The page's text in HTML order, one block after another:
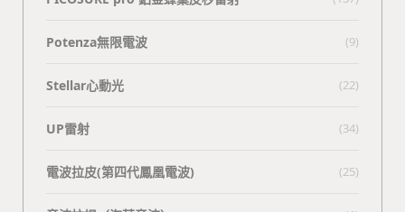
Potenza無限電波 (9)
Stellar心動光 (22)
UP雷射 (34)
電波拉皮(第四代鳳凰電波) (25)